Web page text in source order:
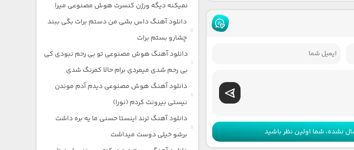
نشده، شما اولین نظر باشید
نمیکنه دیگه ورژن کنسرت هوش مصنوعی میرا
دانلود آهنگ داس بشی من دستم برات بگی ببند
چشارو بستم برات
دانلود آهنگ هوش مصنوعی تو بی رحم نبودی کی
بی رحم شدی میمردی برام حالا کمرنگ شدی
دانلود آهنگ هوش مصنوعی دیدم آدم موندن
نیستی بیرونت کردم (نورا)
دانلود آهنگ ترند اینستا حسنی ما یه بره داشت
برشو خیلی دوست میداشت